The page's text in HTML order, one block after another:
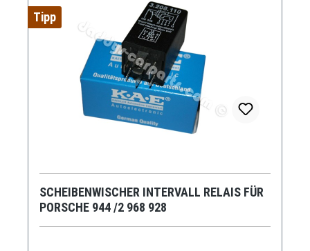
Tipp
SCHEIBENWISCHER INTERVALL RELAIS FÜR
PORSCHE 944 /2 968 928